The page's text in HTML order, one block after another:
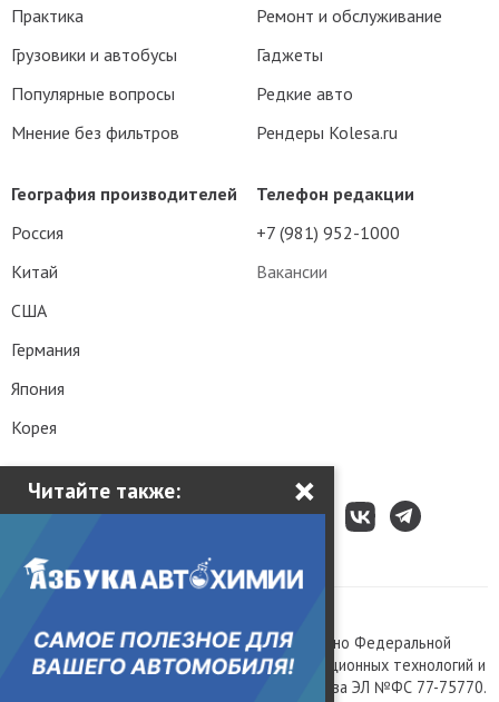
Читайте также: ×
Телефон редакции
+7 (981) 952-1000
Вакансии
Практика
Грузовики и автобусы
Популярные вопросы
Мнение без фильтров
Ремонт и обслуживание
Гаджеты
Редкие авто
Рендеры Kolesa.ru
География производителей
Россия
Китай
США
Германия
Япония
Корея
Сетевое издание «Kolesa.ru», зарегистрировано Федеральной
службой по надзору в сфере связи, информационных технологий и
массовых коммуникаций, номер свидетельства ЭЛ №ФС 77-75770.